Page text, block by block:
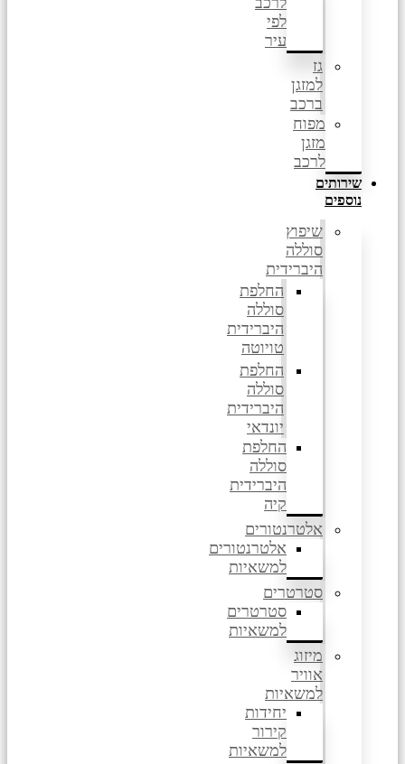
לפי
עיר
גז
למזגן
ברכב
מפוח
מזגן
לרכב
שירותים
נוספים
שיפוץ
סוללה
היברידית
החלפת
סוללה
היברידית
טויוטה
החלפת
סוללה
היברידית
יונדאי
החלפת
סוללה
היברידית
קיה
אלטרנטורים
אלטרנטורים
למשאיות
סטרטרים
סטרטרים
למשאיות
מיזוג
אוויר
למשאיות
יחידות
קירור
למשאיות